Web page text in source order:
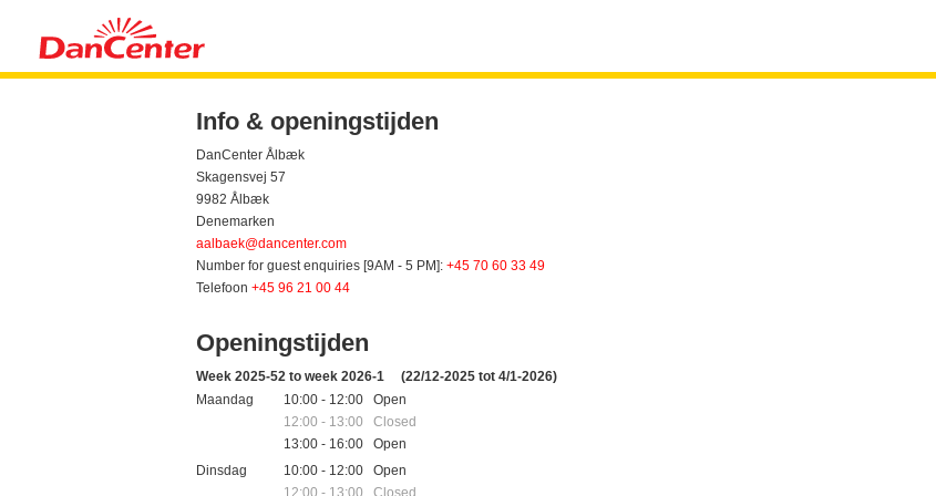
Info & openingstijden
DanCenter Ålbæk
Skagensvej 57
9982 Ålbæk
Denemarken
aalbaek@dancenter.com
Number for guest enquiries [9AM - 5 PM]: +45 70 60 33 49
Telefoon +45 96 21 00 44
Openingstijden
Week 2025-52 to week 2026-1
(22/12-2025 tot 4/1-2026)
Maandag
10:00 - 12:00 Open
12:00 - 13:00 Closed
13:00 - 16:00 Open
Dinsdag
10:00 - 12:00 Open
12:00 - 13:00 Closed